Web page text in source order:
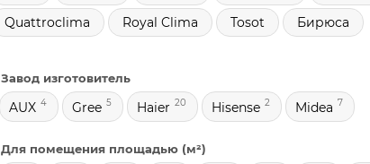
Quattroclima
Royal Clima Tosot Бирюса
Завод изготовитель
AUX 4 Gree 5 Haier 20 Hisense 2 Midea 7
Для помещения площадью (м²)